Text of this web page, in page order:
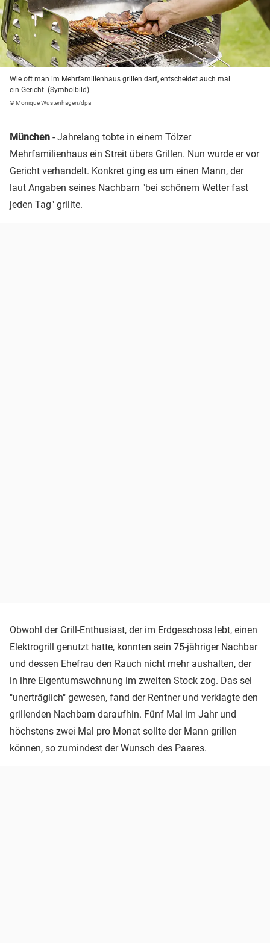
Wie oft man im Mehrfamilienhaus grillen darf, entscheidet auch mal
ein Gericht. (Symbolbild)
© Monique Wüstenhagen/dpa
München - Jahrelang tobte in einem Tölzer
Mehrfamilienhaus ein Streit übers Grillen. Nun wurde er vor
Gericht verhandelt. Konkret ging es um einen Mann, der
laut Angaben seines Nachbarn "bei schönem Wetter fast
jeden Tag" grillte.
Obwohl der Grill-Enthusiast, der im Erdgeschoss lebt, einen
Elektrogrill genutzt hatte, konnten sein 75-jähriger Nachbar
und dessen Ehefrau den Rauch nicht mehr aushalten, der
in ihre Eigentumswohnung im zweiten Stock zog. Das sei
"unerträglich" gewesen, fand der Rentner und verklagte den
grillenden Nachbarn daraufhin. Fünf Mal im Jahr und
höchstens zwei Mal pro Monat sollte der Mann grillen
können, so zumindest der Wunsch des Paares.